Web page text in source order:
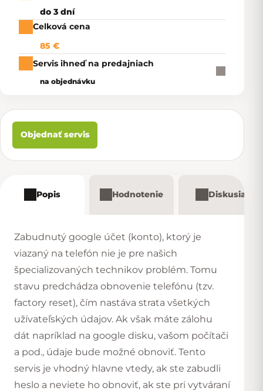
do 3 dní
Celková cena
85 €
Servis ihneď na predajniach
na objednávku
Objednať servis
Popis Hodnotenie Diskusia
Zabudnutý google účet (konto), ktorý je
viazaný na telefón nie je pre našich
špecializovaných technikov problém. Tomu
stavu predchádza obnovenie telefónu (tzv.
factory reset), čím nastáva strata všetkých
užívateľských údajov. Ak však máte zálohu
dát napríklad na google disku, vašom počítači
a pod., údaje bude možné obnoviť. Tento
servis je vhodný hlavne vtedy, ak ste zabudli
heslo a neviete ho obnoviť, ak ste pri vytváraní